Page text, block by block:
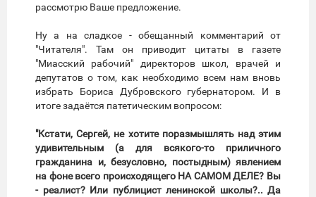
рассмотрю Ваше предложение.
Ну а на сладкое - обещанный комментарий от
"Читателя". Там он приводит цитаты в газете
"Миасский рабочий" директоров школ, врачей и
депутатов о том, как необходимо всем нам вновь
избрать Бориса Дубровского губернатором. И в
итоге задаётся патетическим вопросом:
"Кстати, Сергей, не хотите поразмышлять над этим
удивительным (а для всякого-то приличного
гражданина и, безусловно, постыдным) явлением
на фоне всего происходящего НА САМОМ ДЕЛЕ? Вы
- реалист? Или публицист ленинской школы?.. Да